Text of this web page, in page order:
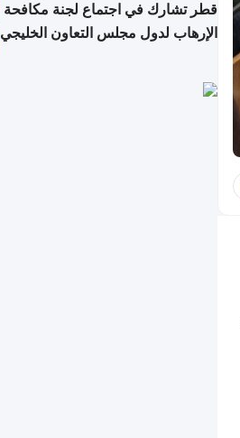
قطر تشارك في اجتماع لجنة مكافحة
الإرهاب لدول مجلس التعاون الخليجي